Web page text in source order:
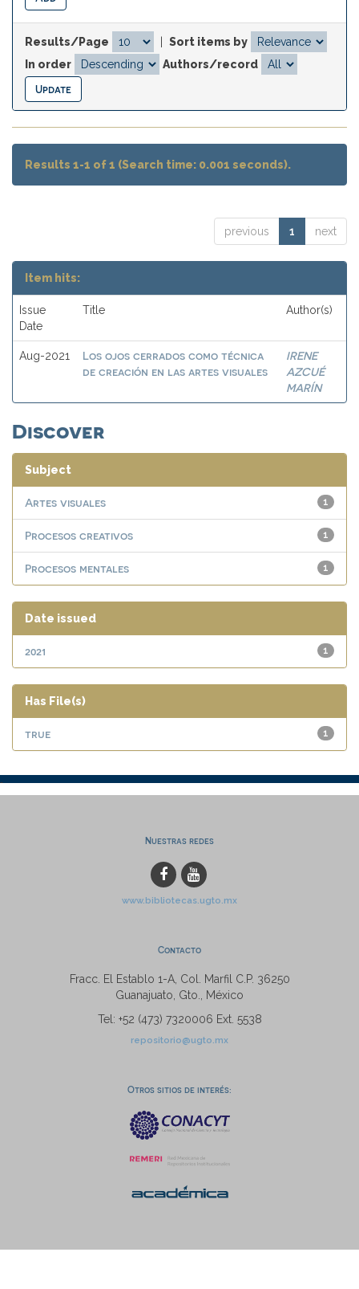
Results/Page
Sort items by
In order
Authors/record
Results 1-1 of 1 (Search time: 0.001 seconds).
previous 1 next
Item hits:
Issue
Date
Title Author(s)
Aug-2021
Los ojos cerrados como técnica
de creación en las artes visuales
IRENE
AZCUÉ
MARÍN
Discover
Subject
1
Artes visuales
1
Procesos creativos
1
Procesos mentales
Date issued
1
2021
Has File(s)
1
true
Nuestras redes
www.bibliotecas.ugto.mx
Contacto
Fracc. El Establo 1-A, Col. Marfil C.P. 36250
Guanajuato, Gto., México
Tel: +52 (473) 7320006 Ext. 5538
repositorio@ugto.mx
Otros sitios de interés: